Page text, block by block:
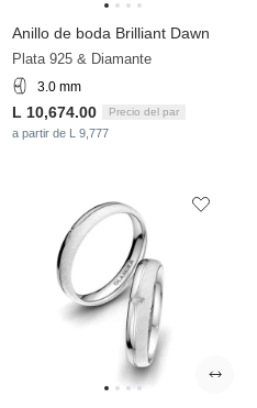
Anillo de boda Brilliant Dawn
Plata 925 & Diamante
3.0 mm
L 10,674.00 Precio del par
a partir de L 9,777